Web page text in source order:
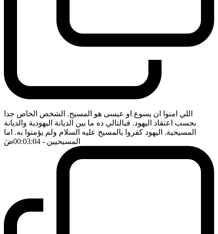
اللي امنوا ان يسوع او عيسى هو المسيح. الشخص الخاص جدا
بحسب اعتقاد اليهود. فبالتالي ده ما بين الديانة اليهودية والديانة
المسيحية. اليهود كفروا بالمسيح عليه السلام ولم يؤمنوا به. اما
المسيحيين - 00:03:04 ضَ